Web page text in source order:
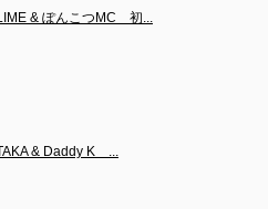
& ぽんこつMC　初...
& Daddy K　...